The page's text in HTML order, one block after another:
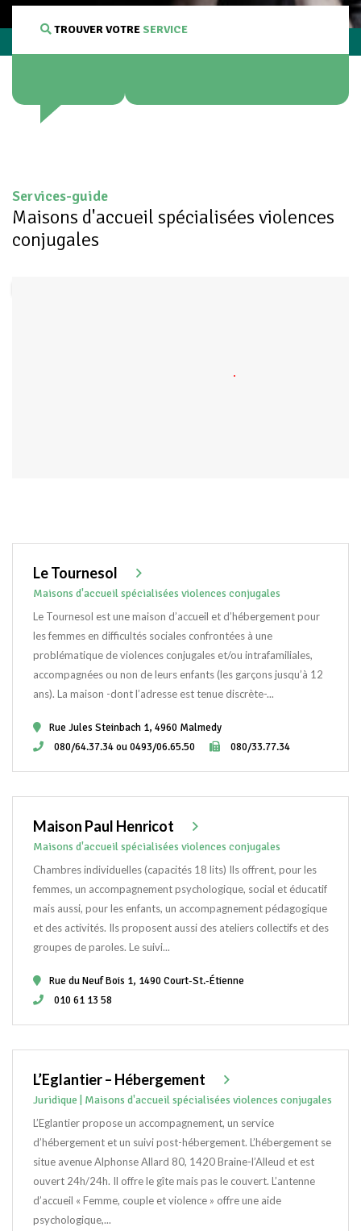
TROUVER VOTRE SERVICE
Services-guide
Maisons d'accueil spécialisées violences
conjugales
Le Tournesol
Maisons d'accueil spécialisées violences conjugales
Le Tournesol est une maison d’accueil et d’hébergement pour
les femmes en difficultés sociales confrontées à une
problématique de violences conjugales et/ou intrafamiliales,
accompagnées ou non de leurs enfants (les garçons jusqu’à 12
ans). La maison -dont l’adresse est tenue discrète-...
Rue Jules Steinbach 1, 4960 Malmedy
080/64.37.34 ou 0493/06.65.50
080/33.77.34
Maison Paul Henricot
Maisons d'accueil spécialisées violences conjugales
Chambres individuelles (capacités 18 lits) Ils offrent, pour les
femmes, un accompagnement psychologique, social et éducatif
mais aussi, pour les enfants, un accompagnement pédagogique
et des activités. Ils proposent aussi des ateliers collectifs et des
groupes de paroles. Le suivi...
Rue du Neuf Bois 1, 1490 Court-St.-Étienne
010 61 13 58
L’Eglantier – Hébergement
Juridique | Maisons d'accueil spécialisées violences conjugales
L’Eglantier propose un accompagnement, un service
d’hébergement et un suivi post-hébergement. L’hébergement se
situe avenue Alphonse Allard 80, 1420 Braine-l’Alleud et est
ouvert 24h/24h. Il offre le gîte mais pas le couvert. L’antenne
d’accueil « Femme, couple et violence » offre une aide
psychologique,...